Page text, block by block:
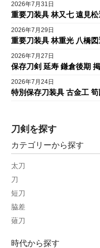
2026年7月31日
重要刀装具 林又七 遠見
2026年7月29日
重要刀装具 林重光 八橋
2026年7月27日
保存刀剣 延寿 鎌倉後期
2026年7月24日
特別保存刀装具 古金工 筍
刀剣を探す
カテゴリーから探す
太刀
刀
短刀
脇差
薙刀
時代から探す